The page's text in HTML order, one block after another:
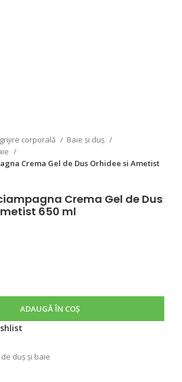
corporală
Baie și duș
Crema Gel de Dus Orhidee si Ametist
Crema Gel de Dus
650 ml
ADAUGĂ ÎN COȘ
de duș și baie